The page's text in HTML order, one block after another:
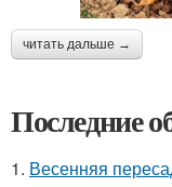
читать дальше →
Последние
1. Весенняя